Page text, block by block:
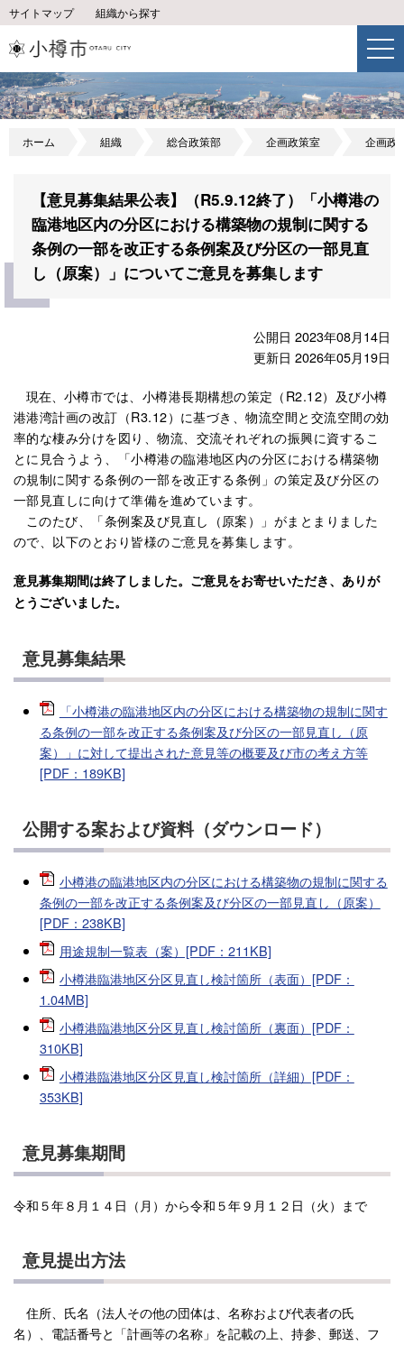
サイトマップ 組織から探す
ホーム 組織 総合政策部 企画政策室 企画政
【意見募集結果公表】（R5.9.12終了）「小樽港の
臨港地区内の分区における構築物の規制に関する
条例の一部を改正する条例案及び分区の一部見直
し（原案）」についてご意見を募集します
公開日 2023年08月14日
更新日 2026年05月19日
現在、 小樽市では、小樽港長期構想の策定（R2.12）及び小樽
港港湾計画の改訂（R3.12）に基づき、物流空間と交流空間の効
率的な棲み分けを図り、物流、交流それぞれの振興に資するこ
とに見合うよう、「小樽港の臨港地区内の分区における構築物
の規制に関する条例の一部を改正する条例」の策定及び分区の
一部見直しに向けて準備を進めています。
このたび、「条例案及び見直し（原案）」がまとまりました
ので、以下のとおり皆様のご意見を募集します。
意見募集期間は終了しました。ご意見をお寄せいただき、ありが
とうございました。
意見募集結果
「小樽港の臨港地区内の分区における構築物の規制に関す
る条例の一部を改正する条例案及び分区の一部見直し（原
案）」に対して提出された意見等の概要及び市の考え方等
[PDF：189KB]
公開する案および資料（ダウンロード）
小樽港の臨港地区内の分区における構築物の規制に関する
条例の一部を改正する条例案及び分区の一部見直し（原案）
[PDF：238KB]
用途規制一覧表（案）[PDF：211KB]
小樽港臨港地区分区見直し検討箇所（表面）[PDF：
1.04MB]
小樽港臨港地区分区見直し検討箇所（裏面）[PDF：
310KB]
小樽港臨港地区分区見直し検討箇所（詳細）[PDF：
353KB]
意見募集期間
令和５年８月１４日（月）から令和５年９月１２日（火）まで
意見提出方法
住所、氏名（法人その他の団体は、名称および代表者の氏
名）、電話番号と「計画等の名称」を記載の上、持参、郵送、フ